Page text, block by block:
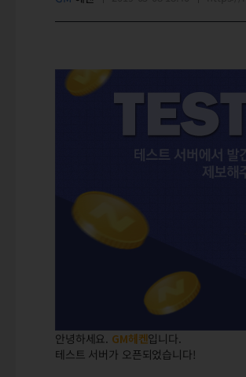
안녕하세요. GM헤켄입니다.
테스트 서버가 오픈되었습니다!